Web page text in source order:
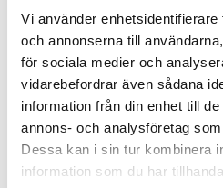
Vi använder
och annonserna till
för sociala medier och
vidarebefordrar även sådana
information från din enhet till
annons- och analysföretag
Dessa kan i sin tur kombinera
information som du har
säkerhetskategori
397.00kr